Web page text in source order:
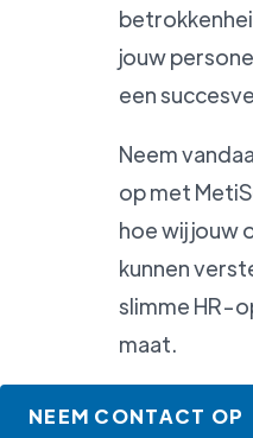
jouw
een
Neem
op met
hoe wij jouw
kunnen
slimme HR-
maat.
NEEM CONTACT OP